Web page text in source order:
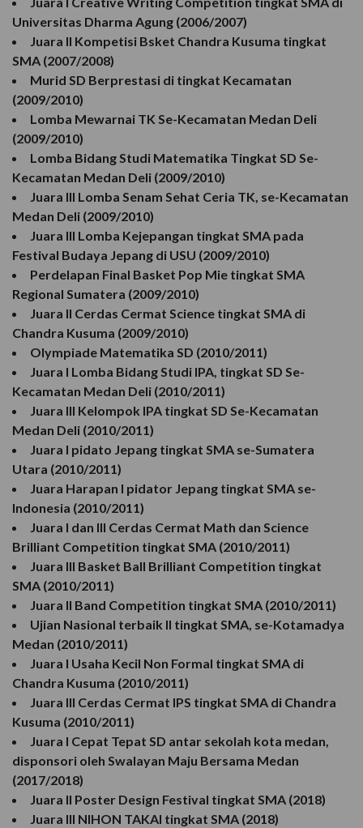
Universitas Dharma Agung (2006/2007)
Juara II Kompetisi Bsket Chandra Kusuma tingkat
SMA (2007/2008)
Murid SD Berprestasi di tingkat Kecamatan
(2009/2010)
Lomba Mewarnai TK Se-Kecamatan Medan Deli
(2009/2010)
Lomba Bidang Studi Matematika Tingkat SD Se-
Kecamatan Medan Deli (2009/2010)
Juara III Lomba Senam Sehat Ceria TK, se-Kecamatan
Medan Deli (2009/2010)
Juara III Lomba Kejepangan tingkat SMA pada
Festival Budaya Jepang di USU (2009/2010)
Perdelapan Final Basket Pop Mie tingkat SMA
Regional Sumatera (2009/2010)
Juara II Cerdas Cermat Science tingkat SMA di
Chandra Kusuma (2009/2010)
Olympiade Matematika SD (2010/2011)
Juara I Lomba Bidang Studi IPA, tingkat SD Se-
Kecamatan Medan Deli (2010/2011)
Juara III Kelompok IPA tingkat SD Se-Kecamatan
Medan Deli (2010/2011)
Juara I pidato Jepang tingkat SMA se-Sumatera
Utara (2010/2011)
Juara Harapan I pidator Jepang tingkat SMA se-
Indonesia (2010/2011)
Juara I dan III Cerdas Cermat Math dan Science
Brilliant Competition tingkat SMA (2010/2011)
Juara III Basket Ball Brilliant Competition tingkat
SMA (2010/2011)
Juara II Band Competition tingkat SMA (2010/2011)
Ujian Nasional terbaik II tingkat SMA, se-Kotamadya
Medan (2010/2011)
Juara I Usaha Kecil Non Formal tingkat SMA di
Chandra Kusuma (2010/2011)
Juara III Cerdas Cermat IPS tingkat SMA di Chandra
Kusuma (2010/2011)
Juara I Cepat Tepat SD antar sekolah kota medan,
disponsori oleh Swalayan Maju Bersama Medan
(2017/2018)
Juara II Poster Design Festival tingkat SMA (2018)
Juara III NIHON TAKAI tingkat SMA (2018)